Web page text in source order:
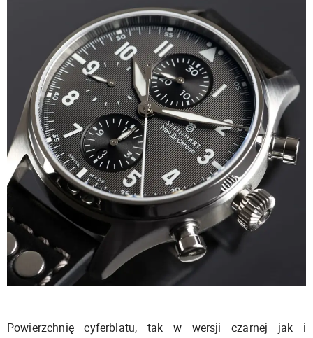
Powierzchnię cyferblatu, tak w wersji czarnej jak i